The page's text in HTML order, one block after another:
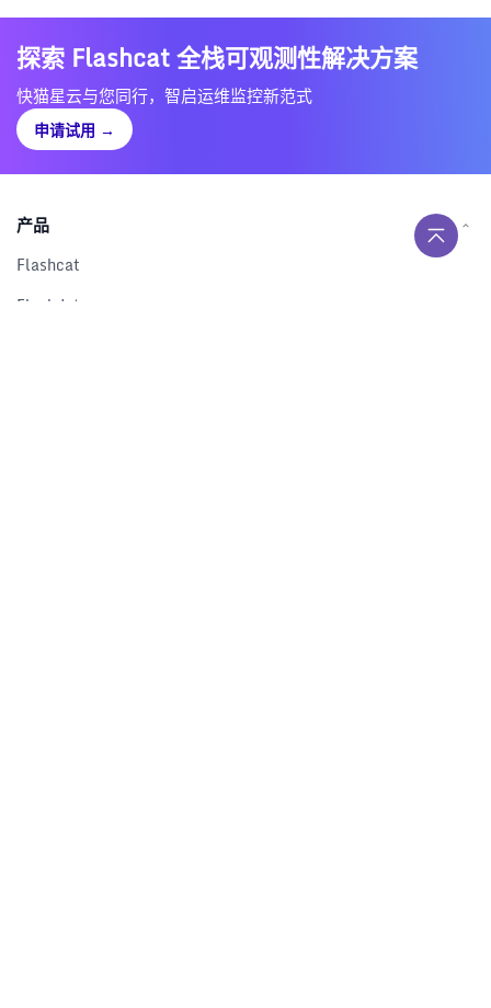
探索 Flashcat 全栈可观测性解决方案
快猫星云与您同行，智启运维监控新范式
申请试用 →
产品
Flashcat
Flashduty